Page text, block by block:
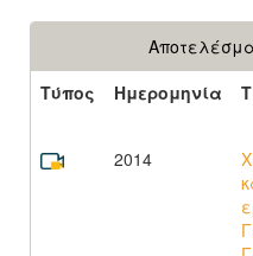
Τύπος
Ημερομηνία
2014